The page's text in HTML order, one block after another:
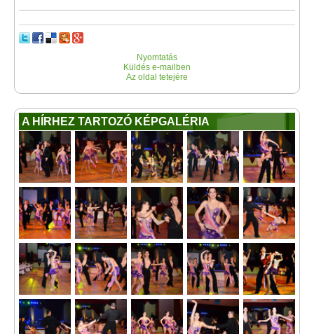
Nyomtatás
Küldés e-mailben
Az oldal tetejére
A HÍRHEZ TARTOZÓ KÉPGALÉRIA